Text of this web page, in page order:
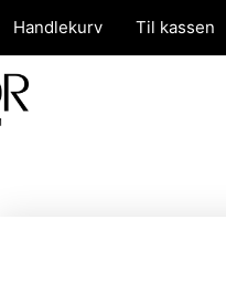
Handlekurv Til kassen